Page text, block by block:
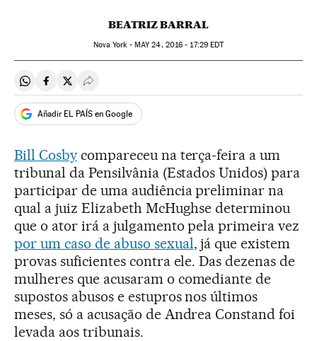
BEATRIZ BARRAL
Nova York - MAY24, 2016 - 17:29EDT
Compartir en Whatsapp
Compartir en Facebook
Compartir en Twitter
Desplegar Redes Sociales
Añadir EL PAÍS en Google
Bill Cosbycompareceu na terça-feira a um
tribunal da Pensilvânia (Estados Unidos) para
participar de uma audiência preliminar na
qual a juiz Elizabeth McHughse determinou
que o ator irá a julgamento pela primeira vez
por um caso de abuso sexual, já que existem
provas suficientes contra ele. Das dezenas de
mulheres que acusaram o comediante de
supostos abusos e estupros nos últimos
meses, só a acusação de Andrea Constand foi
levada aos tribunais.